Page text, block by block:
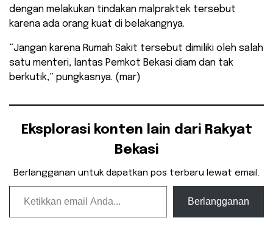
dengan melakukan tindakan malpraktek tersebut
karena ada orang kuat di belakangnya.
“Jangan karena Rumah Sakit tersebut dimiliki oleh salah
satu menteri, lantas Pemkot Bekasi diam dan tak
berkutik,” pungkasnya. (mar)
Eksplorasi konten lain dari Rakyat
Bekasi
Berlangganan untuk dapatkan pos terbaru lewat email.
Ketikkan email Anda...
Berlangganan